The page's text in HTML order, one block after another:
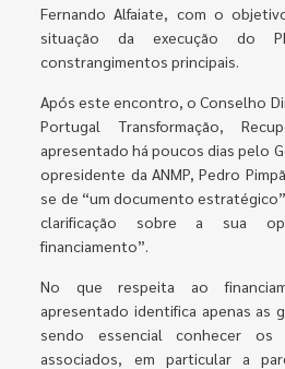
Fernando Alfaiate, com o
situação da execução do
constrangimentos principais.
Após este encontro, o Conselho
Portugal Transformação,
apresentado há poucos dias pelo
opresidente da ANMP, Pedro
se de “um documento
clarificação sobre a sua
financiamento”.
No que respeita ao
apresentado identifica apenas as
sendo essencial conhecer os
associados, em particular a